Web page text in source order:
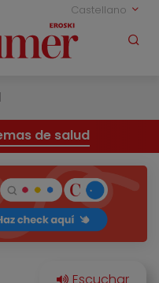
Castellano
de salud